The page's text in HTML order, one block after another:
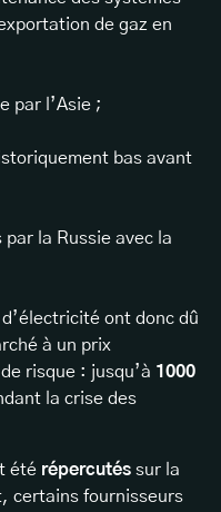
de gaz en
par l’Asie ;
bas avant
la Russie avec la
ont donc dû
à un prix
risque : jusqu’à 1000
la crise des
été répercutés sur la
certains fournisseurs